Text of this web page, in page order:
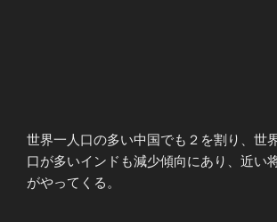
世界一人口の多い中国でも２を割り、世
口が多いインドも減少傾向にあり、近い
がやってくる。